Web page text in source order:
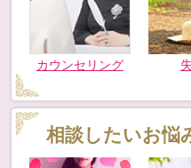
カウンセリング
相談したいお悩